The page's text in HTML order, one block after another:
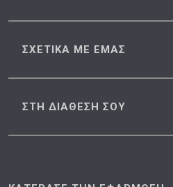
ΣΧΕΤΙΚΑ ΜΕ ΕΜΑΣ
ΣΤΗ ΔΙΑΘΕΣΗ ΣΟΥ